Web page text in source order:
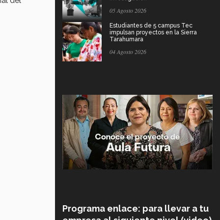
05 Agosto 2026
Estudiantes de 5 campus Tec
impulsan proyectos en la Sierra
Tarahumara
04 Agosto 2026
Programa enlace: para llevar a tu